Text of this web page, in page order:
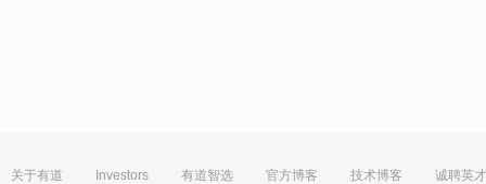
关于有道 Investors 有道智选 官方博客 技术博客 诚聘英才